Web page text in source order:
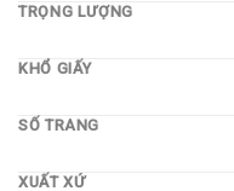
TRỌNG LƯỢNG
KHỔ GIẤY
SỐ TRANG
XUẤT XỨ